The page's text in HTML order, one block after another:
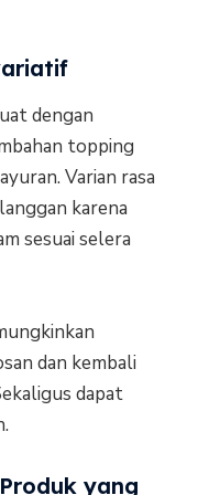
dengan
topping
Varian rasa
karena
sesuai selera
dan kembali
dapat
yang